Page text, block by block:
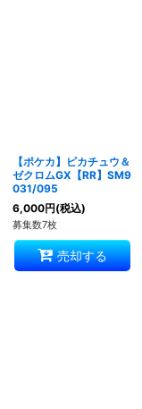
【ポケカ】ピカチュウ＆
ゼクロムGX【RR】SM9
031/095
6,000円(税込)
募集数7枚
売却する